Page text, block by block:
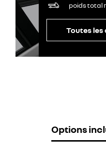
poids total
Toutes
Options